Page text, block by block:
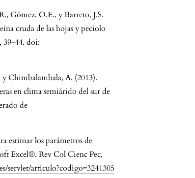
Gómez, O.E., y Barreto, J.S.
cruda de las hojas y peciolo
39-44. doi:
Chimbalambala, A. (2013).
en clima semiárido del sur de
de
estimar los parámetros de
Excel®. Rev Col Cienc Pec,
servlet/articulo?codigo=3241305